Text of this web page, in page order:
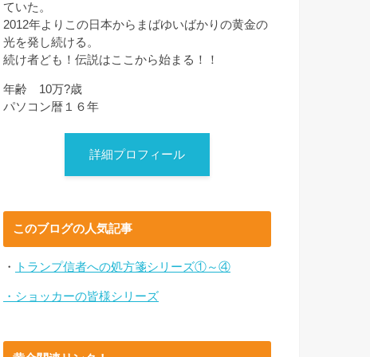
ていた。
2012年よりこの日本からまばゆいばかりの黄金の
光を発し続ける。
続け者ども！伝説はここから始まる！！
年齢 10万?歳
パソコン暦１６年
詳細プロフィール
このブログの人気記事
・ トランプ信者への処方箋シリーズ①～④
・ショッカーの皆様シリーズ